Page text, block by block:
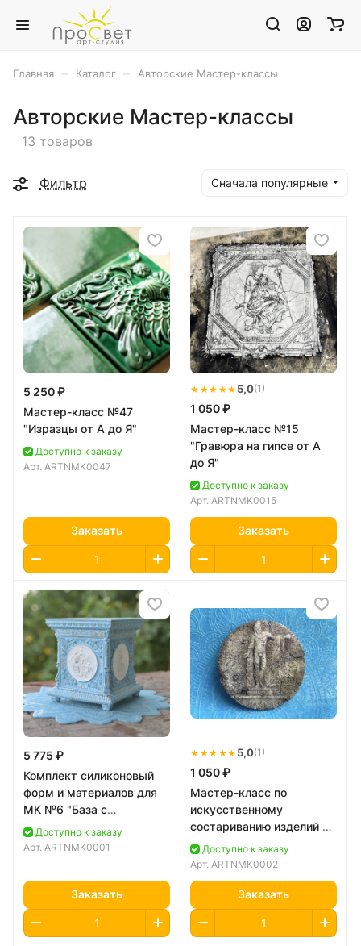
Главная Каталог Авторские Мастер-классы
Авторские Мастер-классы
13 товаров
Фильтр Сначала популярные
5 250 ₽
Мастер-класс №47
"Изразцы от А до Я"
Доступно к заказу
Арт. ARTNMK0047
Заказать
★★★★★ 5,0(1)
1 050 ₽
Мастер-класс №15
"Гравюра на гипсе от А
до Я"
Доступно к заказу
Арт. ARTNMK0015
Заказать
5 775 ₽
Комплект силиконовый
форм и материалов для
МК №6 "База с
толстовками"
Доступно к заказу
Арт. ARTNMK0001
Заказать
★★★★★ 5,0(1)
1 050 ₽
Мастер-класс по
искусственному
состариванию изделий из
гипса.Доступно к заказу
Арт. ARTNMK0002
Заказать